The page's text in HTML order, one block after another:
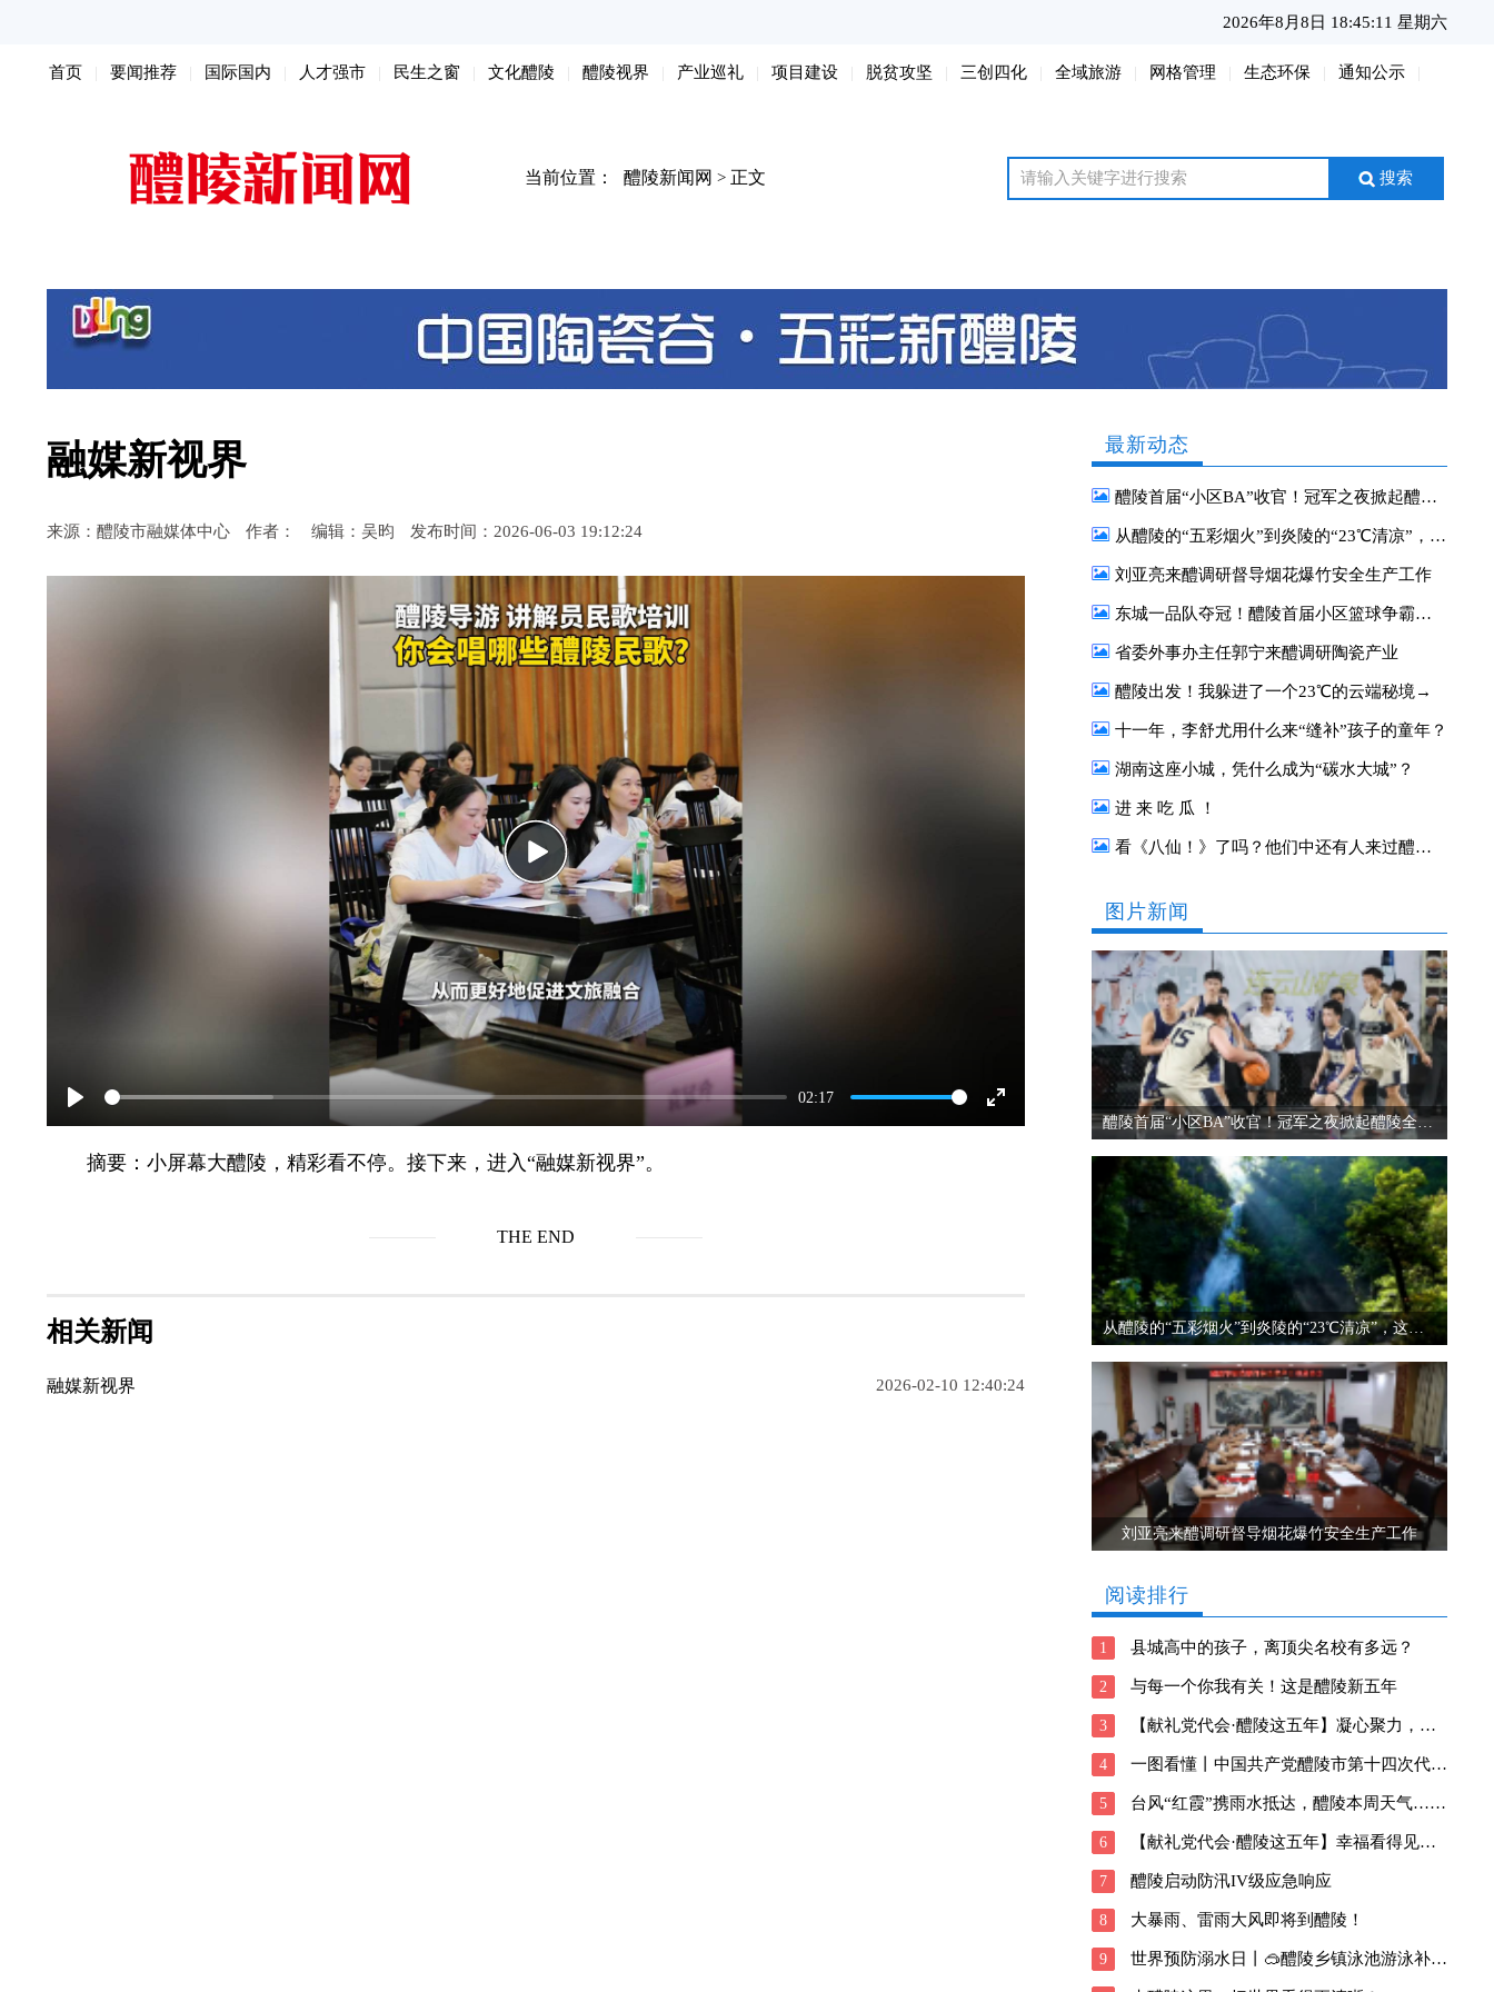
2026年8月8日 18:45:12 星期六
首页 要闻推荐 国际国内 人才强市 民生之窗 文化醴陵 醴陵视界 产业巡礼 项目建设 脱贫攻坚 三创四化 全域旅游 网格管理 生态环保 通知公示
当前位置： 醴陵新闻网 > 正文 搜索
融媒新视界
来源：醴陵市融媒体中心 作者： 编辑：吴昀 发布时间：2026-06-03 19:12:24
02:17
Play
摘要：小屏幕大醴陵，精彩看不停。接下来，进入“融媒新视界”。
THE END
相关新闻
融媒新视界 2026-02-10 12:40:24
最新动态
醴陵首届“小区BA”收官！冠军之夜掀起醴陵全民运动热潮
从醴陵的“五彩烟火”到炎陵的“23℃清凉”，这对“CP”太好嗑了
刘亚亮来醴调研督导烟花爆竹安全生产工作
东城一品队夺冠！醴陵首届小区篮球争霸赛圆满收官
省委外事办主任郭宁来醴调研陶瓷产业
醴陵出发！我躲进了一个23℃的云端秘境→
十一年，李舒尤用什么来“缝补”孩子的童年？
湖南这座小城，凭什么成为“碳水大城”？
进 来 吃 瓜 ！
看《八仙！》了吗？他们中还有人来过醴陵！
图片新闻
醴陵首届“小区BA”收官！冠军之夜掀起醴陵全民运动热潮
从醴陵的“五彩烟火”到炎陵的“23℃清凉”，这对“CP”太好嗑了
刘亚亮来醴调研督导烟花爆竹安全生产工作
阅读排行
1 县城高中的孩子，离顶尖名校有多远？
2 与每一个你我有关！这是醴陵新五年
3 【献礼党代会·醴陵这五年】凝心聚力，向善前行！醴陵深耕瓷都新风貌
4 一图看懂丨中国共产党醴陵市第十四次代表大会报告
5 台风“红霞”携雨水抵达，醴陵本周天气……
6 【献礼党代会·醴陵这五年】幸福看得见！醴陵交出这样的民生答卷
7 醴陵启动防汛IV级应急响应
8 大暴雨、雷雨大风即将到醴陵！
9 世界预防溺水日丨🥽醴陵乡镇泳池游泳补贴信息请查收→